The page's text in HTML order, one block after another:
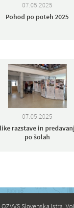
07.05.2025
Pohod po poteh 2025
07.05.2025
razstave in
po šolah
,OZVVS Slovenska Istra,